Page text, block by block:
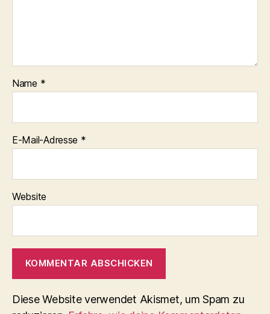
Name *
E-Mail-Adresse *
Website
Diese Website verwendet Akismet, um Spam zu